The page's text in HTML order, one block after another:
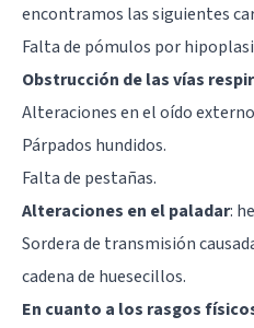
encontramos las siguientes
Falta de pómulos por
Obstrucción de las vías
Alteraciones en el oído
Párpados hundidos.
Falta de pestañas.
Alteraciones en el paladar:
Sordera de transmisión
cadena de huesecillos.
En cuanto a los rasgos